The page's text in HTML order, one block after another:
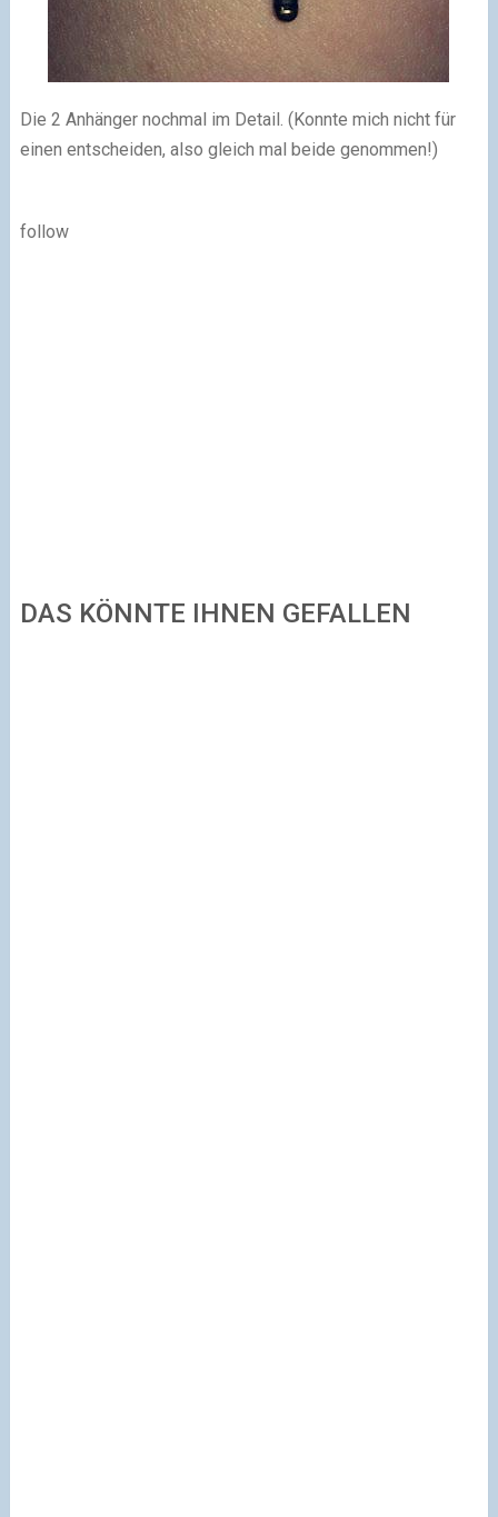
Die 2 Anhänger nochmal im Detail. (Konnte mich nicht für
einen entscheiden, also gleich mal beide genommen!)
follow
DAS KÖNNTE IHNEN GEFALLEN